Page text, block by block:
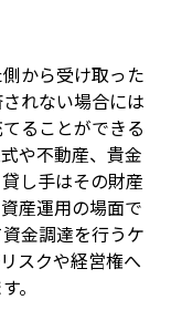
から受け取った
れない場合には
ることができる
や不動産、貴金
し手はその財産
産運用の場面で
金調達を行うケ
スクや経営権へ
。